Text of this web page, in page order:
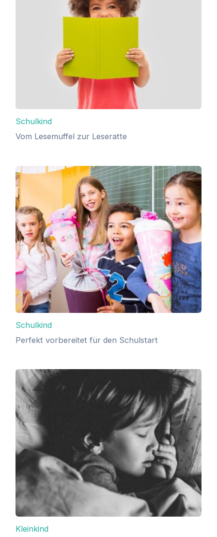
Schulkind
Vom Lesemuffel zur Leseratte
Schulkind
Perfekt vorbereitet für den Schulstart
Kleinkind